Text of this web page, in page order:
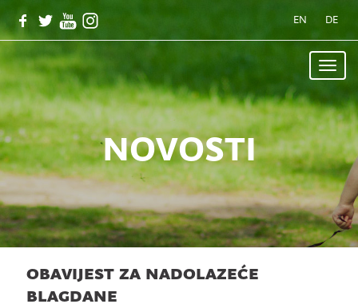
EN DE
Toggle
novosti
obavijest za nadolazeće
blagdane